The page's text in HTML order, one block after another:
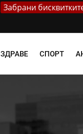
Забрани
ЗДРАВЕ СПОРТ